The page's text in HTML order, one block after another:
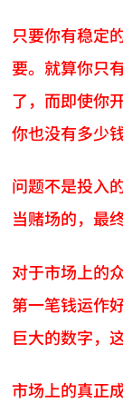
只要你有稳定
要。就算你只
了，而即使你
你也没有多少钱
问题不是投入
当赌场的，最
对于市场上的
第一笔钱运作
巨大的数字，
市场上的真正